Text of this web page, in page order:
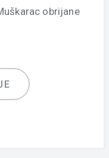
obrijane